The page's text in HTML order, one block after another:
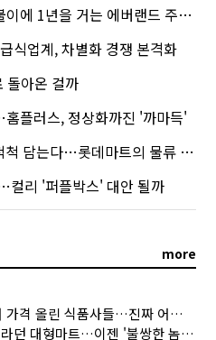
1년을 거는 에버랜드 주키퍼
식업계, 차별화 경쟁 본격화
돌아온 걸까
플러스, 정상화까진 '까마득'
담는다…롯데마트의 물류 혁신
컬리 '퍼플박스' 대안 될까
more
"어렵다"며 가격 올린 식품사들…진짜 어려운 거 맞아?
'나쁜 놈'이라던 대형마트…이젠 '불쌍한 놈' 됐다